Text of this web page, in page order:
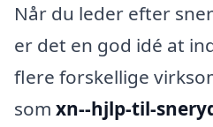
Når du leder efter
er det en god idé at
flere forskellige
som xn--hjlp-til-